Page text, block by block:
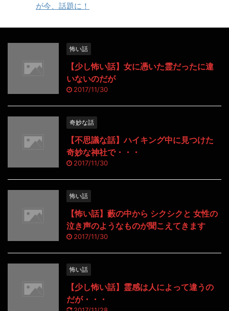
が今、話題に！
怖い話
【少し怖い話】女に憑いた霊だったに違
いないのだが
2017/11/30
奇妙な話
【不思議な話】ハイキング中に見つけた
奇妙な神社で・・・
2017/11/30
怖い話
【怖い話】藪の中から シクシクと 女性の
泣き声のようなものが聞こえてきます
2017/11/30
怖い話
【少し怖い話】霊感は人によって違うの
だが・・・